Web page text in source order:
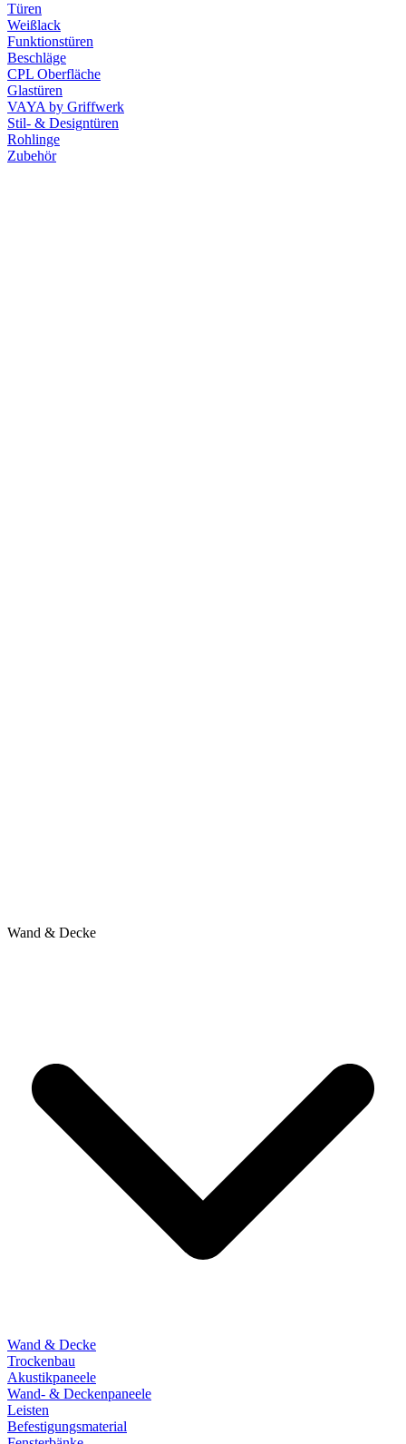
Türen
Weißlack
Funktionstüren
Beschläge
CPL Oberfläche
Glastüren
VAYA by Griffwerk
Stil- & Designtüren
Rohlinge
Zubehör
Wand & Decke
Wand & Decke
Trockenbau
Akustikpaneele
Wand- & Deckenpaneele
Leisten
Befestigungsmaterial